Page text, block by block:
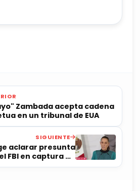
Zambada acepta cadena
en un tribunal de EUA
SIGUIENTE
aclarar presunta
FBI en captura de
"El Mayo"